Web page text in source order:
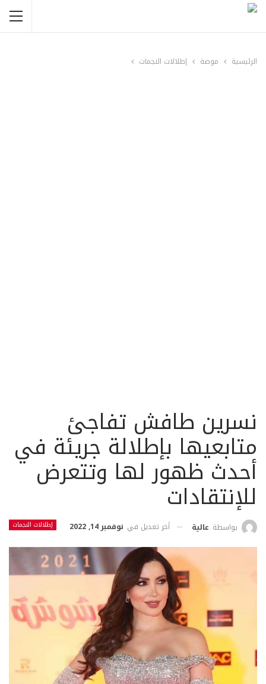
الرئيسية موضة إطلالات النجمات
نسرين طافش تفاجئ
متابعيها بإطلالة جريئة في
أحدث ظهور لها وتتعرض
للإنتقادات
إطلالات النجمات بواسطة عالية أخر تعديل في نوفمبر 14, 2022